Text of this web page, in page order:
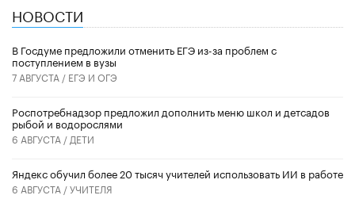
НОВОСТИ
В Госдуме предложили отменить ЕГЭ из-за проблем с
поступлением в вузы
7 АВГУСТА / ЕГЭ И ОГЭ
Роспотребнадзор предложил дополнить меню школ и детсадов
рыбой и водорослями
6 АВГУСТА / ДЕТИ
​Яндекс обучил более 20 тысяч учителей использовать ИИ в работе
6 АВГУСТА /УЧИТЕЛЯ